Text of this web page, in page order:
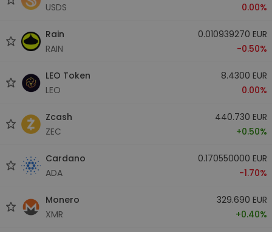
USDS
0.00%
Rain
RAIN
0.010939270 EUR
-0.50%
LEO Token
LEO
8.4300 EUR
0.00%
Zcash
ZEC
440.730 EUR
+0.50%
Cardano
ADA
0.170550000 EUR
-1.70%
Monero
XMR
329.690 EUR
+0.40%